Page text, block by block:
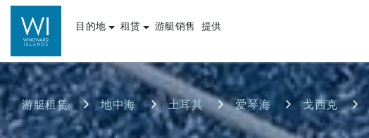
目的地 租赁 游艇销售 提供
游艇租赁 地中海 土耳其 爱琴海 戈西克